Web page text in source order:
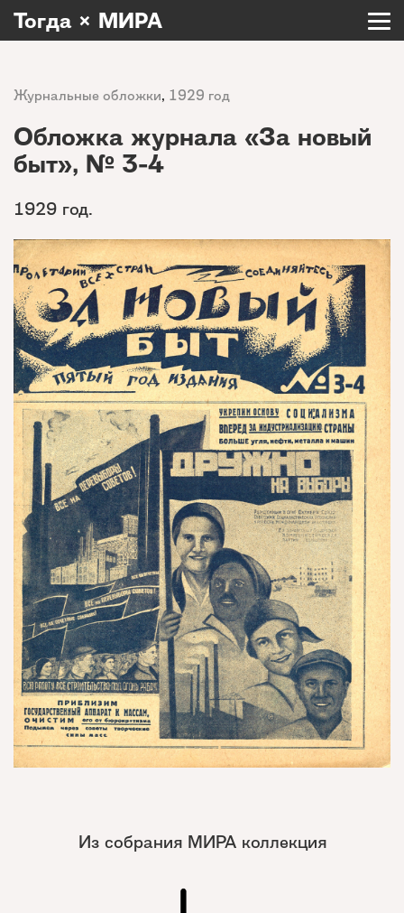
Тогда × МИРА
Журнальные обложки, 1929 год
Обложка журнала «За новый
быт», № 3-4
1929 год.
Из собрания МИРА коллекция